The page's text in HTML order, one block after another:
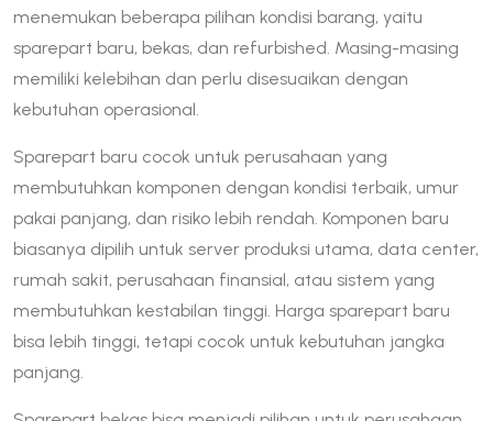
menemukan beberapa pilihan kondisi barang, yaitu
sparepart baru, bekas, dan refurbished. Masing-masing
memiliki kelebihan dan perlu disesuaikan dengan
kebutuhan operasional.
Sparepart baru cocok untuk perusahaan yang
membutuhkan komponen dengan kondisi terbaik, umur
pakai panjang, dan risiko lebih rendah. Komponen baru
biasanya dipilih untuk server produksi utama, data center,
rumah sakit, perusahaan finansial, atau sistem yang
membutuhkan kestabilan tinggi. Harga sparepart baru
bisa lebih tinggi, tetapi cocok untuk kebutuhan jangka
panjang.